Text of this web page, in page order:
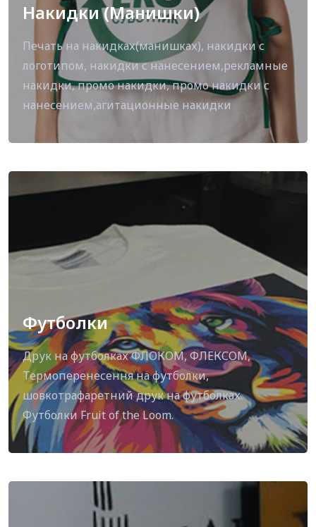
Накидки (Манишки)
Печать на накидках(манишках), накидки с
логотипом, накидки с нанесением,рекламные
накидки, промо накидки, промо накидки с
нанесением,агитационные накидки
Футболки
Друк на футболках ФЛОКОМ, ФЛЕКСОМ,
Термоперенесення на футболки,
шовкотрафаретний друк на футболках.
Футболки Fruit of the Loom.